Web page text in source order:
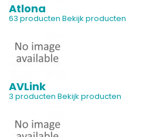
Atlona
63 producten Bekijk producten
AVLink
3 producten Bekijk producten